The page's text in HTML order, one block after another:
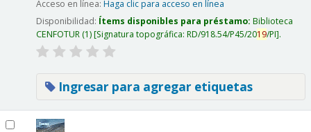
Acceso en línea: Haga clic para acceso en línea
Disponibilidad: Ítems disponibles para préstamo: Biblioteca
CENFOTUR(1) Signatura topográfica: RD/918.54/P45/2019/PI .
Ingresar para agregar etiquetas